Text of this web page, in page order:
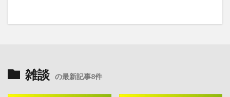
雑談 の最新記事8件